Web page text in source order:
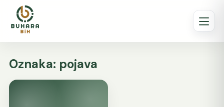
Oznaka: pojava